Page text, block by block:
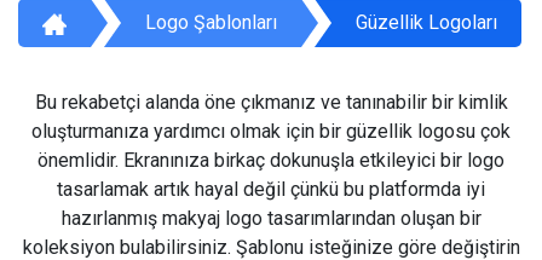
Logo Şablonları Güzellik Logoları
Bu rekabetçi alanda öne çıkmanız ve tanınabilir bir kimlik
oluşturmanıza yardımcı olmak için bir güzellik logosu çok
önemlidir. Ekranınıza birkaç dokunuşla etkileyici bir logo
tasarlamak artık hayal değil çünkü bu platformda iyi
hazırlanmış makyaj logo tasarımlarından oluşan bir
koleksiyon bulabilirsiniz. Şablonu isteğinize göre değiştirin